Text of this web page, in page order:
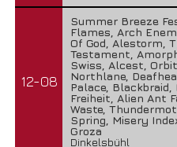
12-08
Summer Breeze
Flames, Arch
Of God, Alestorm,
Testament,
Swiss, Alcest,
Northlane,
Palace, Blackbraid,
Freiheit, Alien Ant
Waste,
Spring, Misery
Groza
Dinkelsbühl